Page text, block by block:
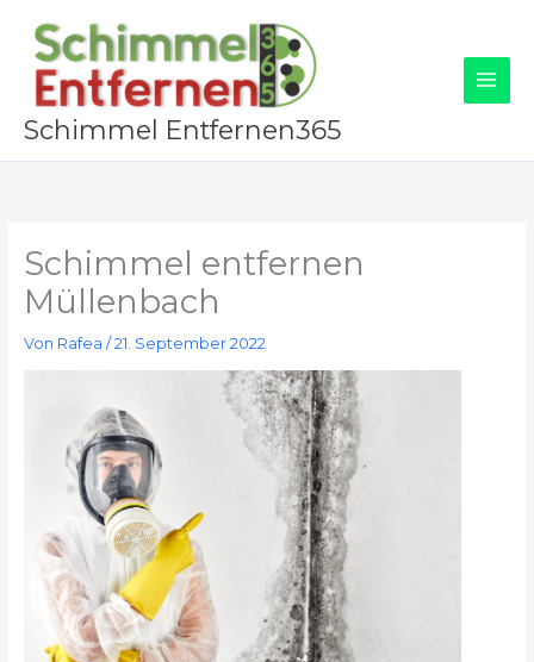
Inhalt
springen
Schimmel Entfernen365
Schimmel entfernen
Müllenbach
Von Rafea /21. September 2022